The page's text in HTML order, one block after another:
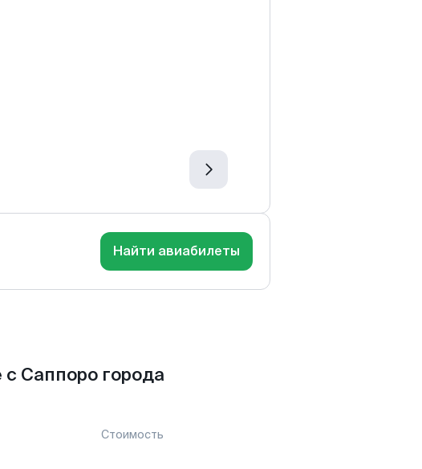
Найти авиабилеты
Саппоро города
Стоимость